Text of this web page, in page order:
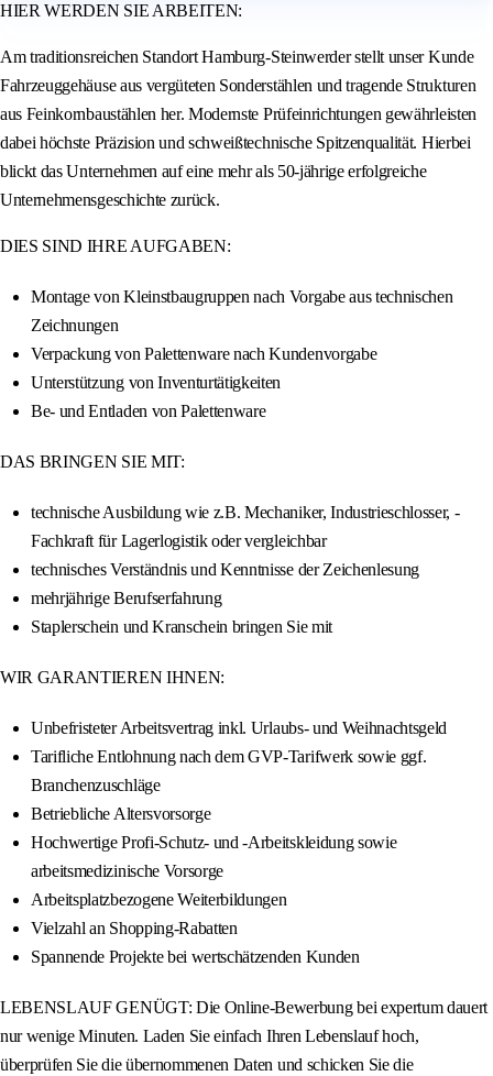
HIER WERDEN SIE ARBEITEN:
Am traditionsreichen Standort Hamburg-Steinwerder stellt unser Kunde
Fahrzeuggehäuse aus vergüteten Sonderstählen und tragende Strukturen
aus Feinkornbaustählen her. Modernste Prüfeinrichtungen gewährleisten
dabei höchste Präzision und schweißtechnische Spitzenqualität. Hierbei
blickt das Unternehmen auf eine mehr als 50-jährige erfolgreiche
Unternehmensgeschichte zurück.
DIES SIND IHRE AUFGABEN:
Montage von Kleinstbaugruppen nach Vorgabe aus technischen
Zeichnungen
Verpackung von Palettenware nach Kundenvorgabe
Unterstützung von Inventurtätigkeiten
Be- und Entladen von Palettenware
DAS BRINGEN SIE MIT:
technische Ausbildung wie z.B. Mechaniker, Industrieschlosser, -
Fachkraft für Lagerlogistik oder vergleichbar
technisches Verständnis und Kenntnisse der Zeichenlesung
mehrjährige Berufserfahrung
Staplerschein und Kranschein bringen Sie mit
WIR GARANTIEREN IHNEN:
Unbefristeter Arbeitsvertrag inkl. Urlaubs- und Weihnachtsgeld
Tarifliche Entlohnung nach dem GVP-Tarifwerk sowie ggf.
Branchenzuschläge
Betriebliche Altersvorsorge
Hochwertige Profi-Schutz- und -Arbeitskleidung sowie
arbeitsmedizinische Vorsorge
Arbeitsplatzbezogene Weiterbildungen
Vielzahl an Shopping-Rabatten
Spannende Projekte bei wertschätzenden Kunden
LEBENSLAUF GENÜGT: Die Online-Bewerbung bei expertum dauert
nur wenige Minuten. Laden Sie einfach Ihren Lebenslauf hoch,
überprüfen Sie die übernommenen Daten und schicken Sie die